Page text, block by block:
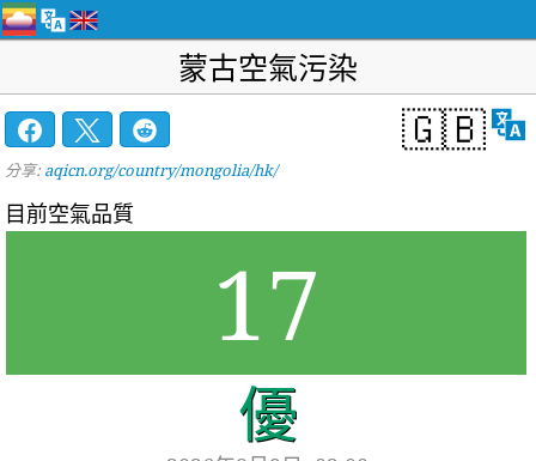
蒙古空氣污染
🇬🇧
分享: aqicn.org/country/mongolia/hk/
目前空氣品質
17
優